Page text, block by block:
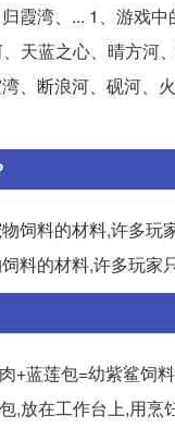
霞湾、... 1、游戏
天蓝之心、晴方河
、断浪河、砚河、
饲料的材料,许多
料的材料,许多玩家
+蓝莲包=幼紫鲨饲
放在工作台上,用烹